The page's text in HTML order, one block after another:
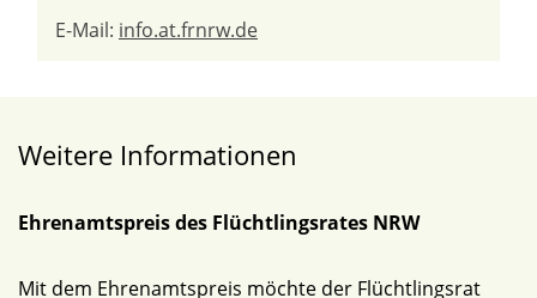
E-Mail: info.at.frnrw.de
Weitere Informationen
Ehrenamtspreis des Flüchtlingsrates NRW
Mit dem Ehrenamtspreis möchte der Flüchtlingsrat